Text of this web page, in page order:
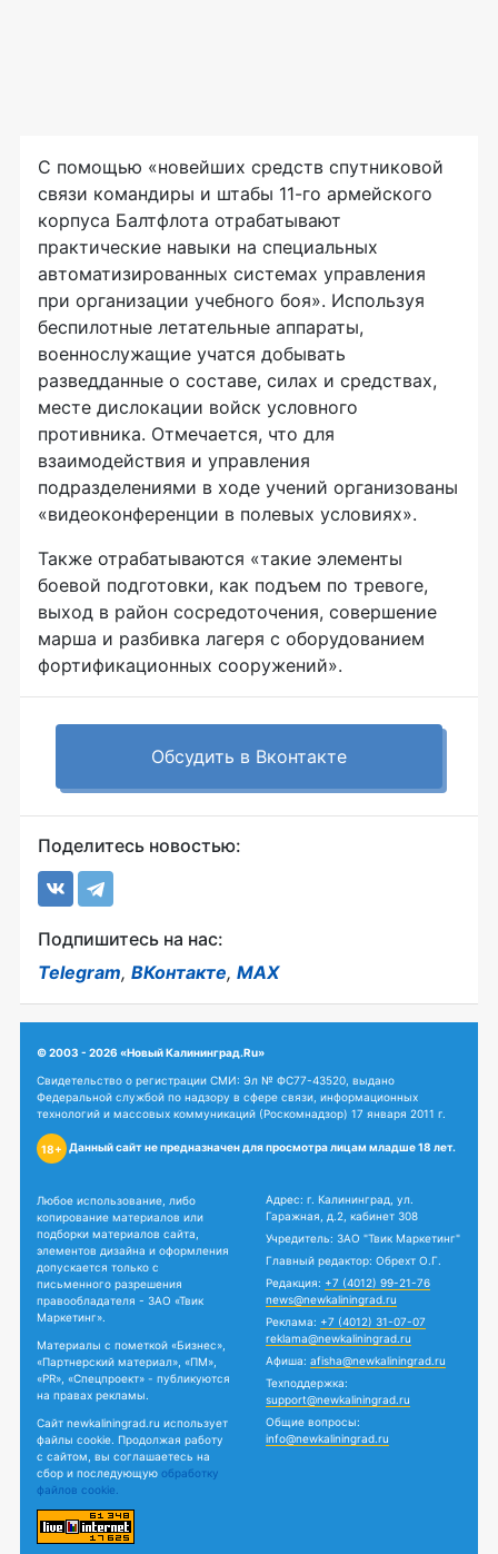
С помощью «новейших средств спутниковой
связи командиры и штабы 11-го армейского
корпуса Балтфлота отрабатывают
практические навыки на специальных
автоматизированных системах управления
при организации учебного боя». Используя
беспилотные летательные аппараты,
военнослужащие учатся добывать
разведданные о составе, силах и средствах,
месте дислокации войск условного
противника. Отмечается, что для
взаимодействия и управления
подразделениями в ходе учений организованы
«видеоконференции в полевых условиях».
Также отрабатываются «такие элементы
боевой подготовки, как подъем по тревоге,
выход в район сосредоточения, совершение
марша и разбивка лагеря с оборудованием
фортификационных сооружений».
Обсудить в Вконтакте
Поделитесь новостью:
Подпишитесь на нас:
Telegram, ВКонтакте, MAX
© 2003 - 2026 «Новый Калининград.Ru»
Свидетельство о регистрации СМИ: Эл № ФС77-43520, выдано
Федеральной службой по надзору в сфере связи, информационных
технологий и массовых коммуникаций (Роскомнадзор) 17 января 2011 г.
18+ Данный сайт не предназначен для просмотра лицам младше 18 лет.
Любое использование, либо
копирование материалов или
подборки материалов сайта,
элементов дизайна и оформления
допускается только с
письменного разрешения
правообладателя - ЗАО «Твик
Маркетинг».
Материалы с пометкой «Бизнес»,
«Партнерский материал», «ПМ»,
«PR», «Спецпроект» - публикуются
на правах рекламы.
Сайт newkaliningrad.ru использует
файлы cookie. Продолжая работу
с сайтом, вы соглашаетесь на
сбор и последующую обработку
файлов cookie.
Адрес: г. Калининград, ул.
Гаражная, д.2, кабинет 308
Учредитель: ЗАО "Твик Маркетинг"
Главный редактор: Обрехт О.Г.
Редакция: +7 (4012) 99-21-76
news@newkaliningrad.ru
Реклама: +7 (4012) 31-07-07
reklama@newkaliningrad.ru
Афиша: afisha@newkaliningrad.ru
Техподдержка:
support@newkaliningrad.ru
Общие вопросы:
info@newkaliningrad.ru